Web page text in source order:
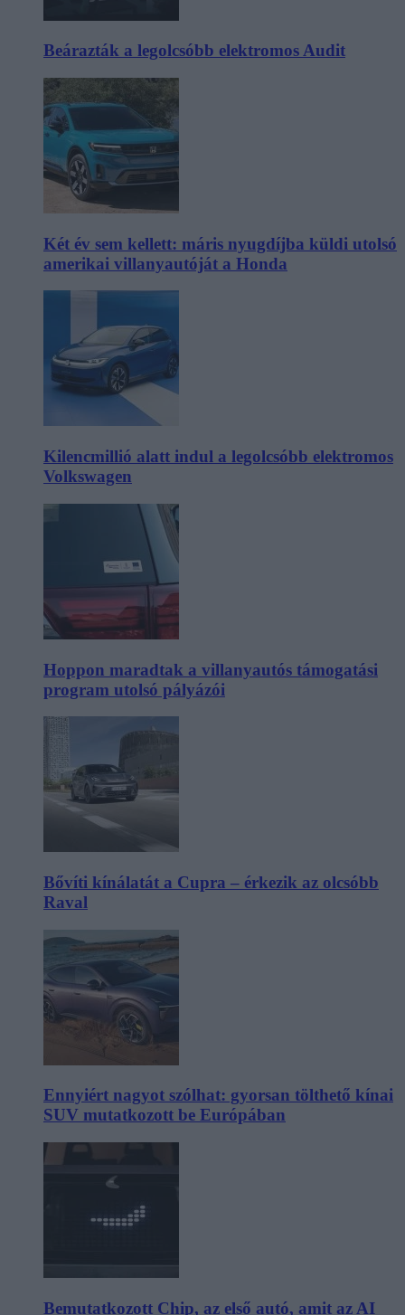
Beárazták a legolcsóbb elektromos Audit
Két év sem kellett: máris nyugdíjba küldi utolsó
amerikai villanyautóját a Honda
Kilencmillió alatt indul a legolcsóbb elektromos
Volkswagen
Hoppon maradtak a villanyautós támogatási
program utolsó pályázói
Bővíti kínálatát a Cupra – érkezik az olcsóbb
Raval
Ennyiért nagyot szólhat: gyorsan tölthető kínai
SUV mutatkozott be Európában
Bemutatkozott Chip, az első autó, amit az AI